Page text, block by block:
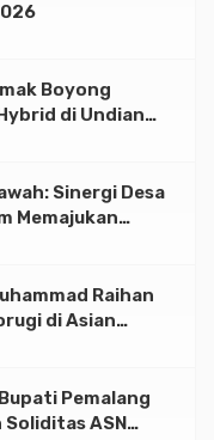
Boyong
di Undian
Sinergi Desa
Memajukan
Raihan
di Asian
2026
Pemalang
ASN